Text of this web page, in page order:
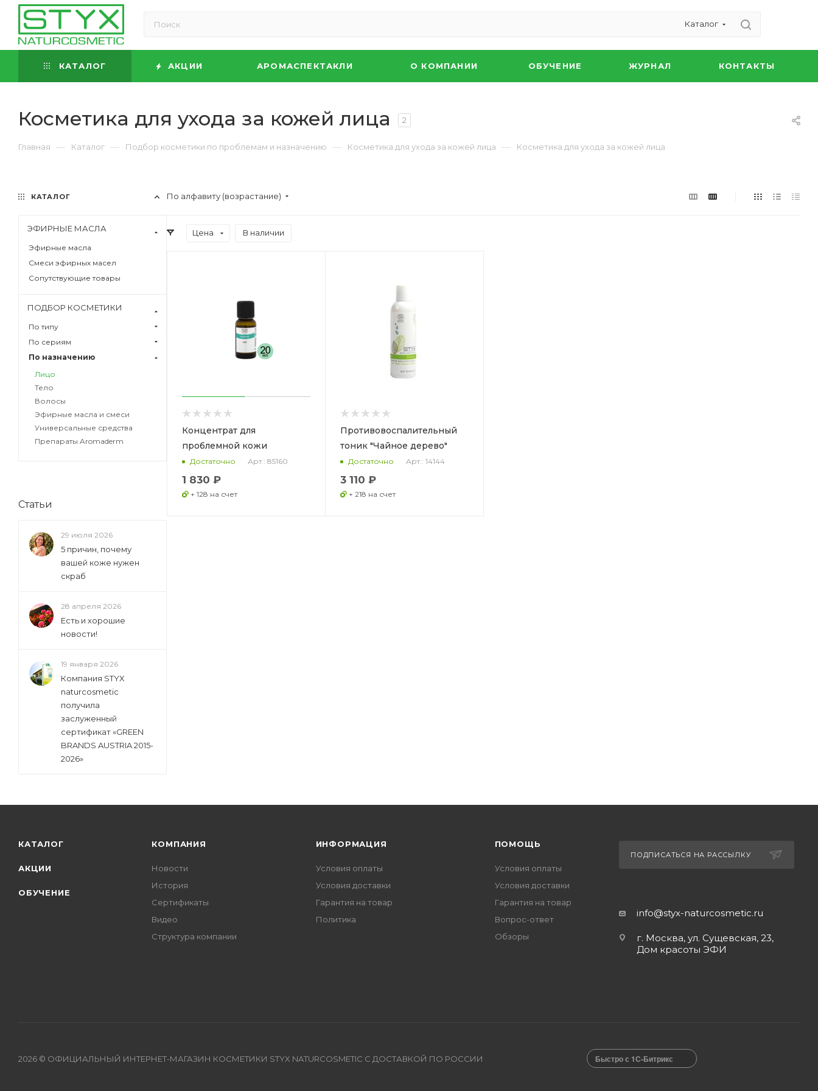
Каталог
КАТАЛОГ АКЦИИ АРОМАСПЕКТАКЛИ О КОМПАНИИ ОБУЧЕНИЕ ЖУРНАЛ КОНТАКТЫ
Косметика для ухода за кожей лица 2
Главная — Каталог — Подбор косметики по проблемам и назначению — Косметика для ухода за кожей лица — Косметика для ухода за кожей лица
По алфавиту (возрастание)
Цена В наличии
Концентрат для
проблемной кожи
Достаточно Арт.: 85160
1 830 ₽
+ 128 на счет
Противовоспалительный
тоник "Чайное дерево"
Достаточно Арт.: 14144
3 110 ₽
+ 218 на счет
КАТАЛОГ
ЭФИРНЫЕ МАСЛА
Эфирные масла
Смеси эфирных масел
Сопутствующие товары
ПОДБОР КОСМЕТИКИ
По типу
По сериям
По назначению
Лицо
Тело
Волосы
Эфирные масла и смеси
Универсальные средства
Препараты Aromaderm
Статьи
29 июля 2026
5 причин, почему
вашей коже нужен
скраб
28 апреля 2026
Есть и хорошие
новости!
19 января 2026
Компания STYX
naturcosmetic
получила
заслуженный
сертификат «GREEN
BRANDS AUSTRIA 2015-
2026»
КАТАЛОГ
АКЦИИ
ОБУЧЕНИЕ
КОМПАНИЯ
Новости
История
Сертификаты
Видео
Структура компании
ИНФОРМАЦИЯ
Условия оплаты
Условия доставки
Гарантия на товар
Политика
ПОМОЩЬ
Условия оплаты
Условия доставки
Гарантия на товар
Вопрос-ответ
Обзоры
ПОДПИСАТЬСЯ НА РАССЫЛКУ
info@styx-naturcosmetic.ru
г. Москва, ул. Сущевская, 23,
Дом красоты ЭФИ
2026 © ОФИЦИАЛЬНЫЙ ИНТЕРНЕТ-МАГАЗИН КОСМЕТИКИ STYX NATURCOSMETIC С ДОСТАВКОЙ ПО РОССИИ Быстро с 1С-Битрикс